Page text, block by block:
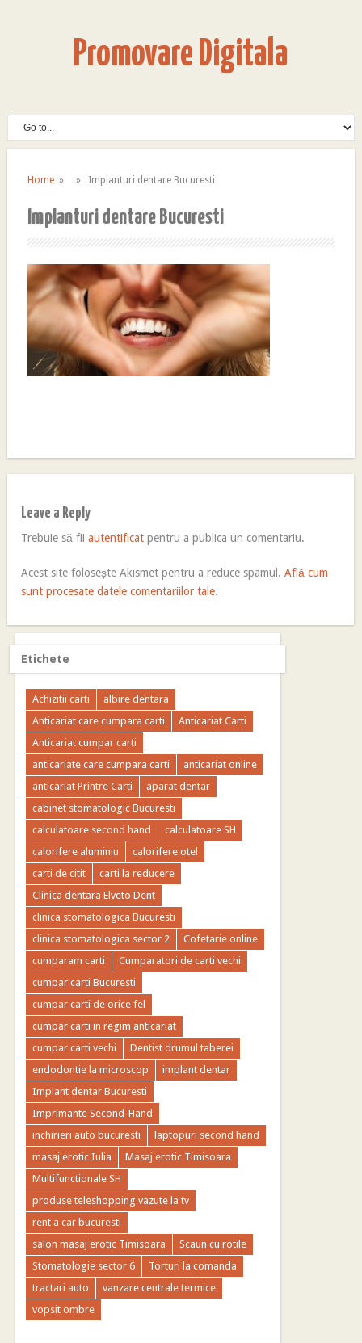
Promovare Digitala
Home» » Implanturi dentare Bucuresti
Implanturi dentare Bucuresti
Leave a Reply
Trebuie să fiiautentificat pentru a publica un comentariu.
Acest site folosește Akismet pentru a reduce spamul.Află cum
sunt procesate datele comentariilor tale.
Etichete
Achizitii carti
albire dentara
Anticariat care cumpara carti
Anticariat Carti
Anticariat cumpar carti
anticariate care cumpara carti
anticariat online
anticariat Printre Carti
aparat dentar
cabinet stomatologic Bucuresti
calculatoare second hand
calculatoare SH
calorifere aluminiu
calorifere otel
carti de citit
carti la reducere
Clinica dentara Elveto Dent
clinica stomatologica Bucuresti
clinica stomatologica sector 2
Cofetarie online
cumparam carti
Cumparatori de carti vechi
cumpar carti Bucuresti
cumpar carti de orice fel
cumpar carti in regim anticariat
cumpar carti vechi
Dentist drumul taberei
endodontie la microscop
implant dentar
Implant dentar Bucuresti
Imprimante Second-Hand
inchirieri auto bucuresti
laptopuri second hand
masaj erotic Iulia
Masaj erotic Timisoara
Multifunctionale SH
produse teleshopping vazute la tv
rent a car bucuresti
salon masaj erotic Timisoara
Scaun cu rotile
Stomatologie sector 6
Torturi la comanda
tractari auto
vanzare centrale termice
vopsit ombre